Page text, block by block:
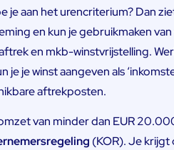
je aan het urencriterium? Dan
en kun je gebruikmaken
en mkb-winstvrijstelling.
je je winst aangeven als
aftrekposten.
van minder dan EUR
(KOR). Je krijgt